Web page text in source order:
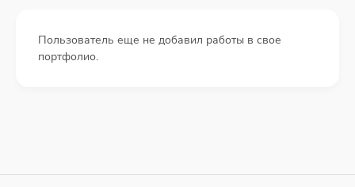
Пользователь еще не добавил работы в свое
портфолио.